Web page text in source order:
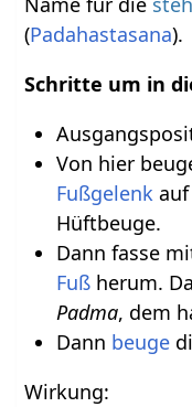
(Padahastasana).
Schritte um in
Von hier
Fußgelenkauf
Hüftbeuge.
Dann fasse
Fußherum.
Padma, dem
Dann beuge
Wirkung: